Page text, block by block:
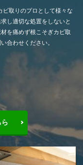
取りのプロとして様々な
し適切な処置をしないと
を痛めず根こそぎカビ取
合わせください。